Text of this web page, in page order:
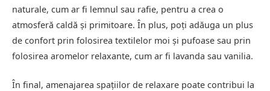
naturale, cum ar fi lemnul sau rafie, pentru a crea o
atmosferă caldă și primitoare. În plus, poți adăuga un plus
de confort prin folosirea textilelor moi și pufoase sau prin
folosirea aromelor relaxante, cum ar fi lavanda sau vanilia.
În final, amenajarea spațiilor de relaxare poate contribui la